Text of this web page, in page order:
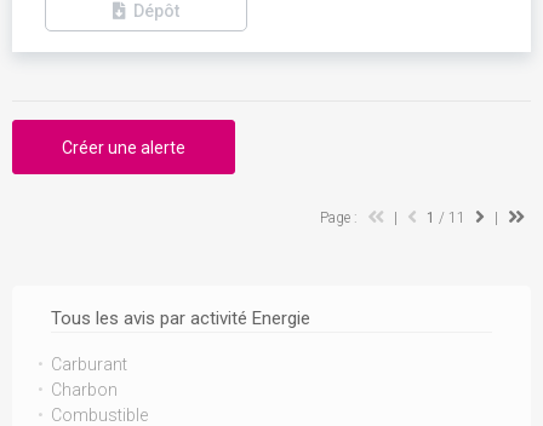
Tous les avis par activité Energie
Carburant
Charbon
Combustible
Dépôt
Créer une alerte
Page : 1 / 11